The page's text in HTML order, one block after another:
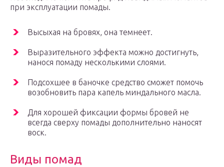
при эксплуатации помады.
Высыхая на бровях, она темнеет.
Выразительного эффекта можно достигнуть,
нанося помаду несколькими слоями.
Подсохшее в баночке средство сможет помочь
возобновить пара капель миндального масла.
Для хорошей фиксации формы бровей не
всегда сверху помады дополнительно наносят
воск.
Виды помад